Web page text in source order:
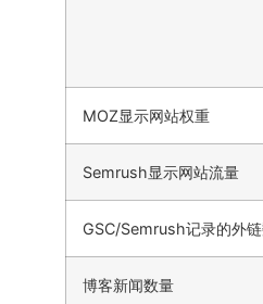
MOZ显示网站权重
Semrush显示网站流量
GSC/Semrush记录的外
博客新闻数量